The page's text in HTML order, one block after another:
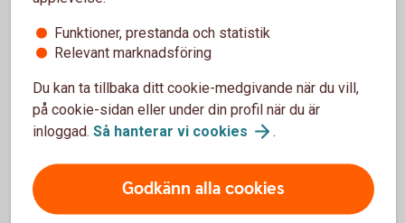
Om bodelningen gäller ett samboförhållande är det den dag
som samboförhållandet upphörde.
Som sambo har man enbart rätt till hälften av det
sammanlagda nettovärdet av bostad och bohag som
införskaffats för gemensamt bruk, alltså inte till det som
Det betyder att om den ena parten har flyttat in hos den
andra för att bli sambo, så har man inte rätt till del i
Funktioner, prestanda och statistik
Relevant marknadsföring
Du kan ta tillbaka ditt cookie-medgivande när du vill,
på cookie-sidan eller under din profil när du är
inloggad. Så hanterar vi cookies .
Godkänn alla cookies